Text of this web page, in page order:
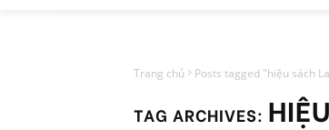
Trang chủ Posts tagged "hiệu sách
TAG ARCHIVES: